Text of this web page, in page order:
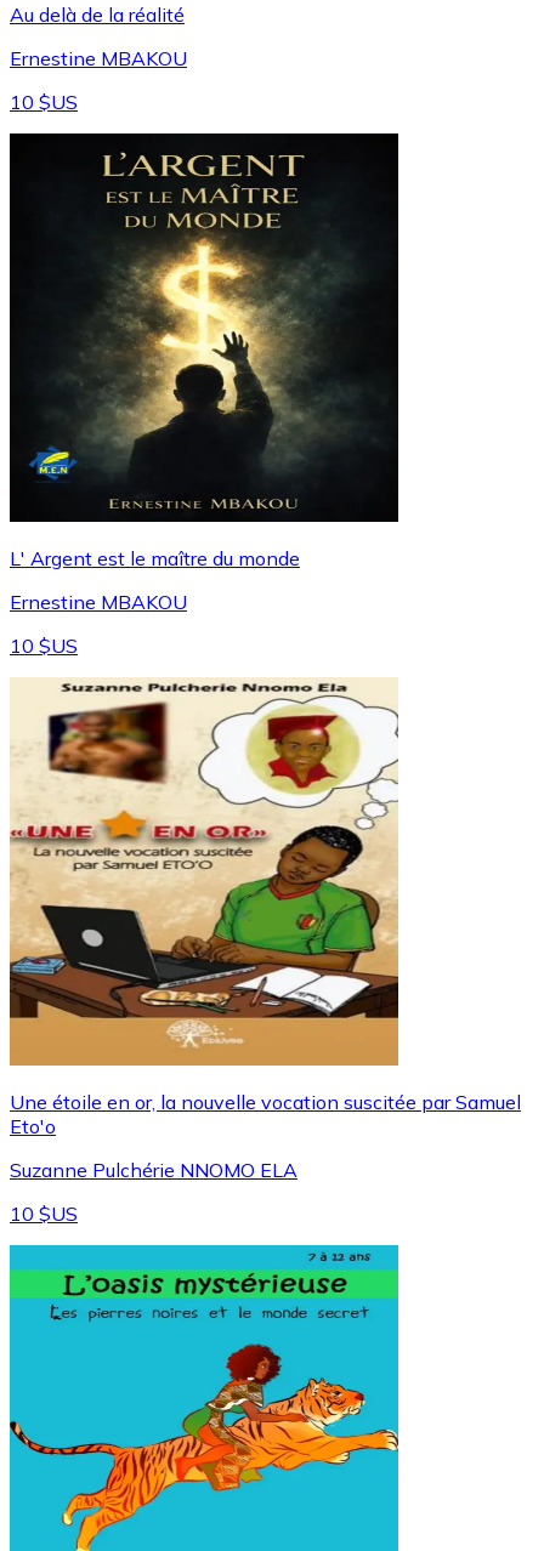
Au delà de la réalité
Ernestine MBAKOU
10 $US
L' Argent est le maître du monde
Ernestine MBAKOU
10 $US
Une étoile en or, la nouvelle vocation suscitée par Samuel
Eto'o
Suzanne Pulchérie NNOMO ELA
10 $US